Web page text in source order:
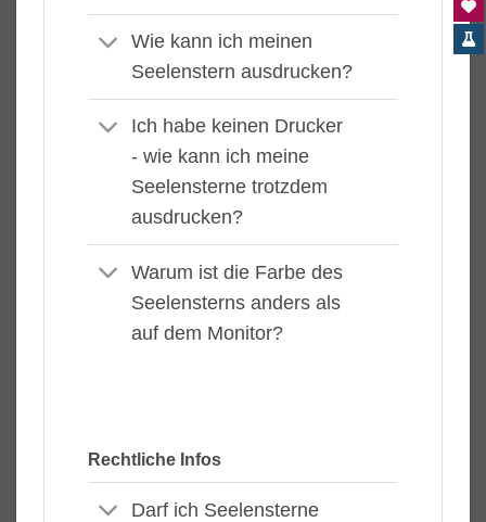
Wie kann ich meinen
Seelenstern ausdrucken?
Ich habe keinen Drucker
- wie kann ich meine
Seelensterne trotzdem
ausdrucken?
Warum ist die Farbe des
Seelensterns anders als
auf dem Monitor?
Rechtliche Infos
Darf ich Seelensterne